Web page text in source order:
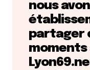
nous
partager
moments